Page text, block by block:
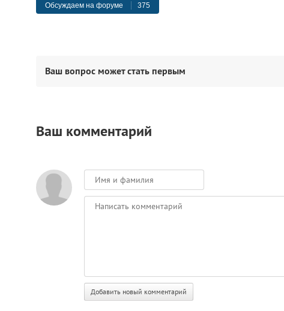
Обсуждаем на форуме 375
Ваш вопрос может стать первым
Ваш комментарий